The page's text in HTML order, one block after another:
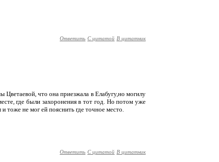
Ответить С цитатой В цитатник
Цветаевой, что она приезжала в Елабугу,но могилу
где были захоронения в тот год. Но потом уже
тоже не мог ей пояснить где точное место.
Ответить С цитатой В цитатник